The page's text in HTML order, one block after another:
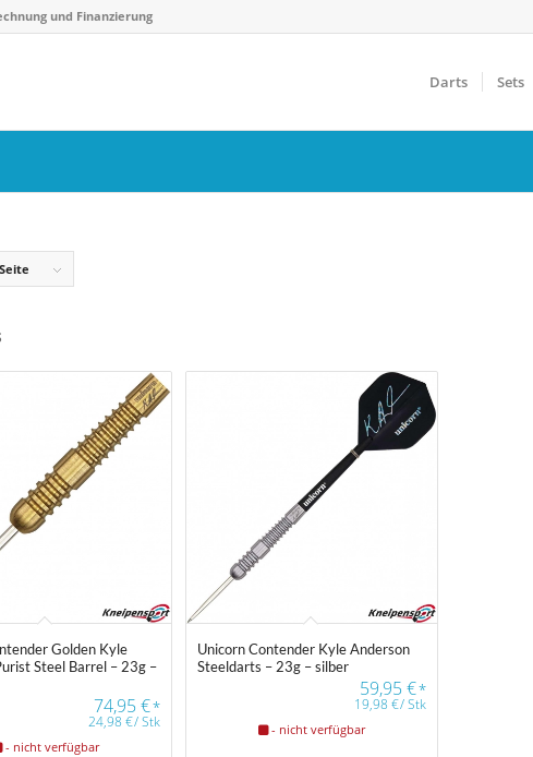
und Finanzierung
Darts Sets
75
14 g
Farbfilter
Golden Kyle
Steel Barrel – 23g –
74,95€*
24,98 €/Stk
- nicht verfügbar
Unicorn Contender Kyle Anderson
Steeldarts – 23g – silber
59,95€*
19,98€/Stk
- nicht verfügbar